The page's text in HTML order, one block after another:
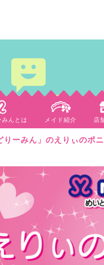
んとは メイド紹介 店
りーみん」のえりぃのポ